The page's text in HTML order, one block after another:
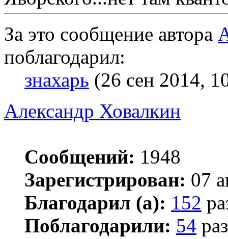
За это сообщение автора
поблагодарил:
знахарь (26 сен 2014,
Александр Ховалкин
Сообщений: 1948
Зарегистрирован: 07
Благодарил (а): 152
Поблагодарили: 54